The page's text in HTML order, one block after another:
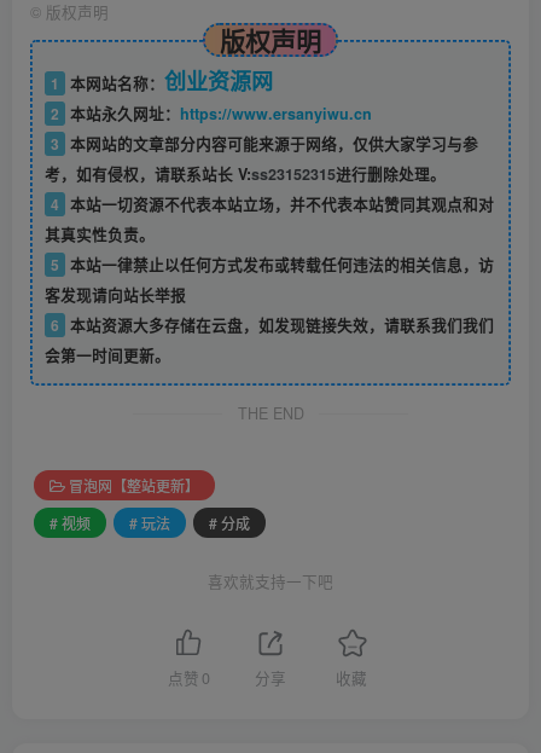
© 版权声明
版权声明
1 本网站名称： 创业资源网
2 本站永久网址： https://www.ersanyiwu.cn
3 本网站的文章部分内容可能来源于网络，仅供大家学习与参
考，如有侵权，请联系站长 V:ss23152315进行删除处理。
4 本站一切资源不代表本站立场，并不代表本站赞同其观点和对
其真实性负责。
5 本站一律禁止以任何方式发布或转载任何违法的相关信息，访
客发现请向站长举报
6 本站资源大多存储在云盘，如发现链接失效，请联系我们我们
会第一时间更新。
THE END
冒泡网【整站更新】
# 视频
# 玩法 # 分成
喜欢就支持一下吧
点赞 0 分享 收藏